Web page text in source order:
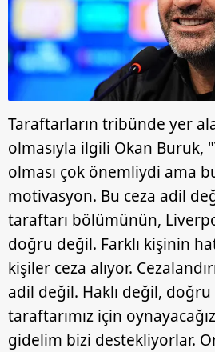
Taraftarların tribünde yer
olmasıyla ilgili Okan Buruk,
olması çok önemliydi ama
motivasyon. Bu ceza adil
taraftarı bölümünün,
doğru değil. Farklı kişinin
kişiler ceza alıyor.
adil değil. Haklı değil,
taraftarımız için
gidelim bizi destekliyorlar.